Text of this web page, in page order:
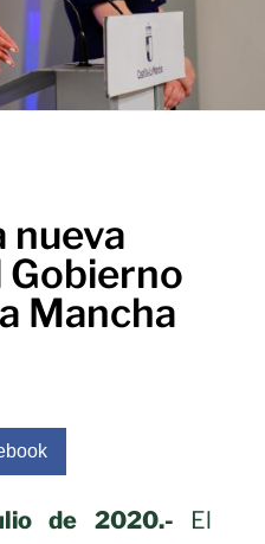
nueva
Gobierno
Mancha
de 2020.- El